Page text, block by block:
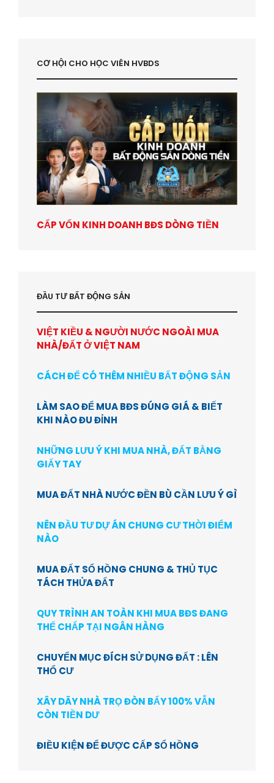
CƠ HỘI CHO HỌC VIÊN HVBDS
CẤP VỐN KINH DOANH BĐS DÒNG TIỀN
ĐẦU TƯ BẤT ĐỘNG SẢN
VIỆT KIỀU & NGƯỜI NƯỚC NGOÀI MUA
NHÀ/ĐẤT Ở VIỆT NAM
CÁCH ĐỂ CÓ THÊM NHIỀU BẤT ĐỘNG SẢN
LÀM SAO ĐỂ MUA BĐS ĐÚNG GIÁ & BIẾT
KHI NÀO ĐU ĐỈNH
NHỮNG LƯU Ý KHI MUA NHÀ, ĐẤT BẰNG
GIẤY TAY
MUA ĐẤT NHÀ NƯỚC ĐỀN BÙ CẦN LƯU Ý GÌ
NÊN ĐẦU TƯ DỰ ÁN CHUNG CƯ THỜI ĐIỂM
NÀO
MUA ĐẤT SỔ HỒNG CHUNG & THỦ TỤC
TÁCH THỬA ĐẤT
QUY TRÌNH AN TOÀN KHI MUA BĐS ĐANG
THẾ CHẤP TẠI NGÂN HÀNG
CHUYỂN MỤC ĐÍCH SỬ DỤNG ĐẤT : LÊN
THỔ CƯ
XÂY DÃY NHÀ TRỌ ĐÒN BẨY 100% VẪN
CÒN TIỀN DƯ
ĐIỀU KIỆN ĐỂ ĐƯỢC CẤP SỔ HỒNG